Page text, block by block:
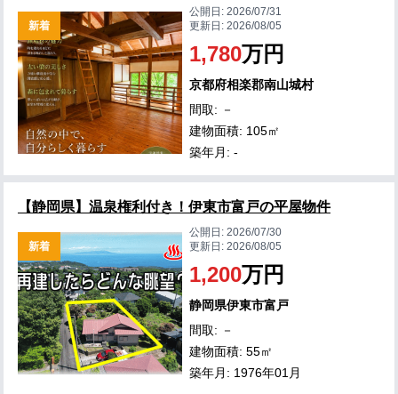
新着
公開日:2026/07/31
更新日:2026/08/05
1,780万円
京都府相楽郡南山城村
間取: －
建物面積: 105㎡
築年月: -
【静岡県】温泉権利付き！伊東市富戸の平屋物件
新着
公開日:2026/07/30
更新日:2026/08/05
1,200万円
静岡県伊東市富戸
間取: －
建物面積: 55㎡
築年月: 1976年01月